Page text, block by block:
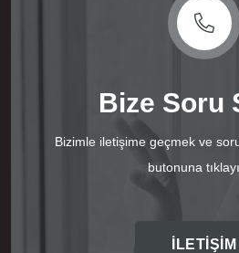
Bize Soru
Bizimle iletişime geçmek ve
butonuna
İLETİŞİM